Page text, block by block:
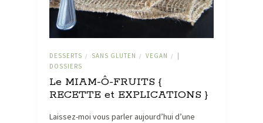
DESSERTS / SANS GLUTEN / VEGAN /
DOSSIERS
Le MIAM-Ô-FRUITS {
RECETTE et EXPLICATIONS }
Laissez-moi vous parler aujourd’hui d’une